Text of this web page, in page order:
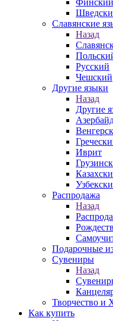
Финский
Славянские
Назад
Русский
Чешский
Другие языки
Назад
Другие
Иврит
Распродажа
Назад
Подарочные
Сувениры
Назад
Творчество и
Как купить